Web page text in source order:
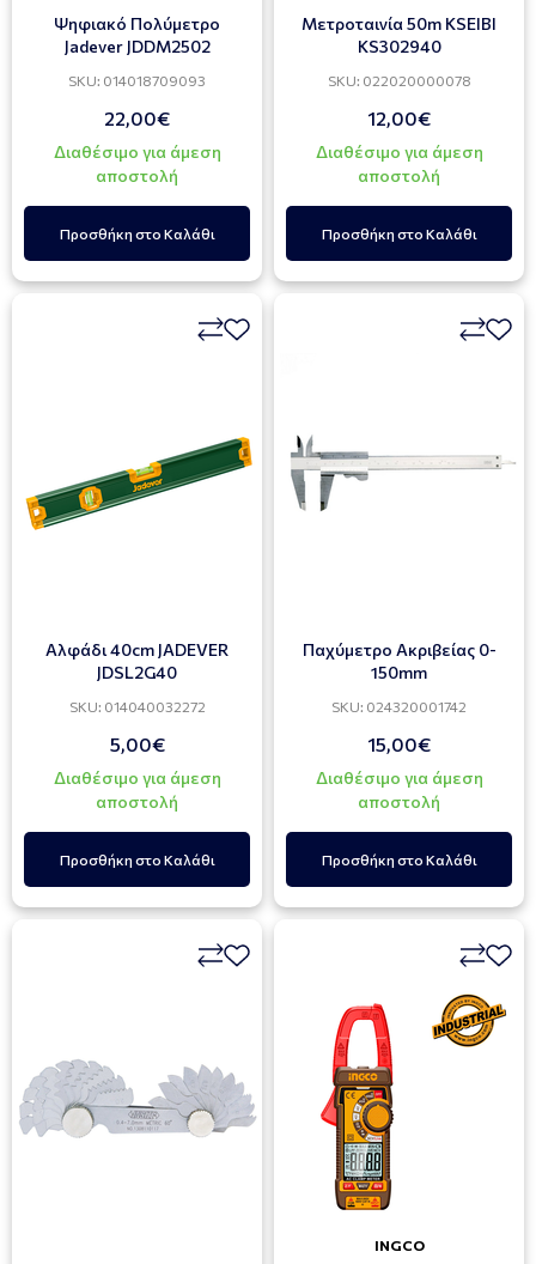
Ψηφιακό Πολύμετρο
Jadever JDDM2502
SKU: 014018709093
22,00€
Διαθέσιμο για άμεση
αποστολή
Προσθήκη στο Καλάθι
Μετροταινία 50m KSEIBI
KS302940
SKU: 022020000078
12,00€
Διαθέσιμο για άμεση
αποστολή
Προσθήκη στο Καλάθι
Αλφάδι 40cm JADEVER
JDSL2G40
SKU: 014040032272
5,00€
Διαθέσιμο για άμεση
αποστολή
Προσθήκη στο Καλάθι
Παχύμετρο Ακριβείας 0-
150mm
SKU: 024320001742
15,00€
Διαθέσιμο για άμεση
αποστολή
Προσθήκη στο Καλάθι
INGCO